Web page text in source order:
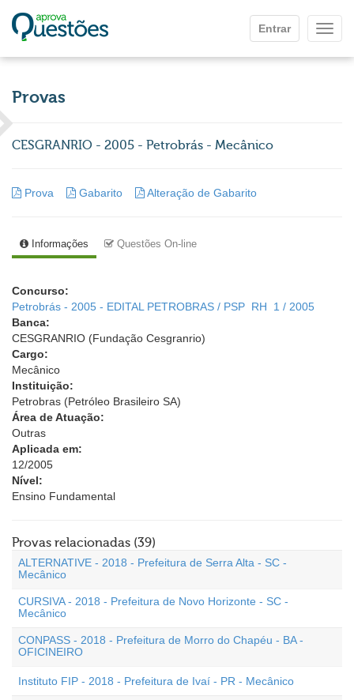
Entrar
Provas
CESGRANRIO - 2005 - Petrobrás - Mecânico
Prova Gabarito Alteração de Gabarito
Informações Questões On-line
Concurso:
Petrobrás - 2005 - EDITAL PETROBRAS / PSP  RH  1 / 2005
Banca:
CESGRANRIO (Fundação Cesgranrio)
Cargo:
Mecânico
Instituição:
Petrobras (Petróleo Brasileiro SA)
Área de Atuação:
Outras
Aplicada em:
12/2005
Nível:
Ensino Fundamental
Provas relacionadas (39)
ALTERNATIVE - 2018 - Prefeitura de Serra Alta - SC -
Mecânico
CURSIVA - 2018 - Prefeitura de Novo Horizonte - SC -
Mecânico
CONPASS - 2018 - Prefeitura de Morro do Chapéu - BA -
OFICINEIRO
Instituto FIP - 2018 - Prefeitura de Ivaí - PR - Mecânico